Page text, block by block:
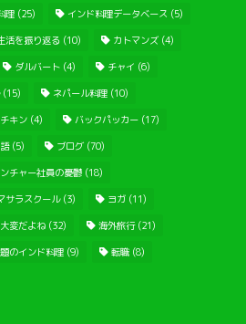
理 (25) インド料理データベース (5)
活を振り返る (10) カトマンズ (4)
ダルバート (4) チャイ (6)
(15) ネパール料理 (10)
キン (4) バックパッカー (17)
(5) ブログ (70)
チャー社員の憂鬱 (18)
サラスクール(3) ヨガ (11)
変だよね (32) 海外旅行(21)
のインド料理 (9) 転職 (8)